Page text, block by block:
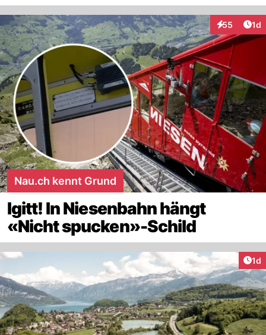
55
Interaktionen
1d
Nau.ch kennt Grund
Igitt! In Niesenbahn hängt
«Nicht spucken»-Schild
1d